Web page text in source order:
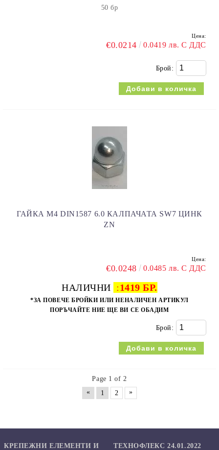
50 бр
Цена:
€0.0214 0.0419 лв. С ДДС
Брой:
ГАЙКА M4 DIN1587 6.0 КАЛПАЧАТА SW7 ЦИНК
ZN
Цена:
€0.0248 0.0485 лв. С ДДС
НАЛИЧНИ :1419 БР.
*ЗА ПОВЕЧЕ БРОЙКИ ИЛИ НЕНАЛИЧЕН АРТИКУЛ
ПОРЪЧАЙТЕ НИЕ ЩЕ ВИ СЕ ОБАДИМ
Брой:
Page 1 of 2
«
1 2 »
КРЕПЕЖНИ ЕЛЕМЕНТИ И
ТЕХНОФЛЕКС 24.01.2022